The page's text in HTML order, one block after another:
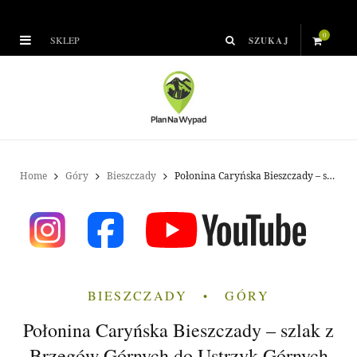
SKLEP 0
C
Home Góry Bieszczady Połonina Caryńska Bieszczady – szlak z Brzegów Górnych do Ustrzyk Górnych
BIESZCZADY GÓRY
Połonina Caryńska Bieszczady – szlak z